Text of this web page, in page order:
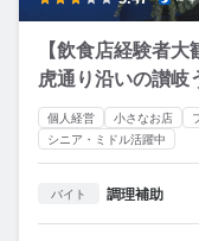
【飲食店経験者
虎通り沿いの讃岐
個人経営 小さなお店
シニア・ミドル活躍中
バイト 調理補助